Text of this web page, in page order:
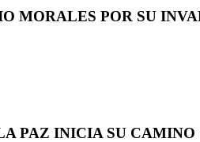
MORALES POR SU
PAZ INICIA SU